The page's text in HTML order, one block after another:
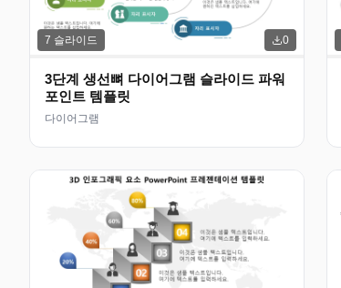
7 슬라이드 0
3단계 생선뼈 다이어그램 슬라이드 파워
포인트 템플릿
다이어그램